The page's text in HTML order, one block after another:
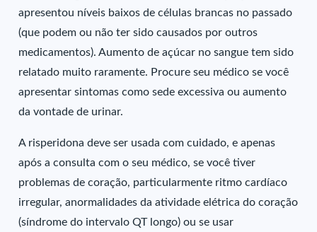
apresentou níveis baixos de células brancas no passado
(que podem ou não ter sido causados por outros
medicamentos). Aumento de açúcar no sangue tem sido
relatado muito raramente. Procure seu médico se você
apresentar sintomas como sede excessiva ou aumento
da vontade de urinar.
A risperidona deve ser usada com cuidado, e apenas
após a consulta com o seu médico, se você tiver
problemas de coração, particularmente ritmo cardíaco
irregular, anormalidades da atividade elétrica do coração
(síndrome do intervalo QT longo) ou se usar